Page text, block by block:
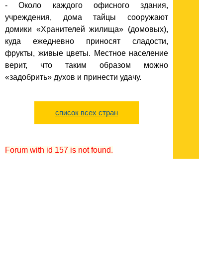
- Около каждого офисного здания,
учреждения, дома тайцы сооружают
домики «Хранителей жилища» (домовых),
куда ежедневно приносят сладости,
фрукты, живые цветы. Местное население
верит, что таким образом можно
«задобрить» духов и принести удачу.
список всех стран
Forum with id 157 is not found.